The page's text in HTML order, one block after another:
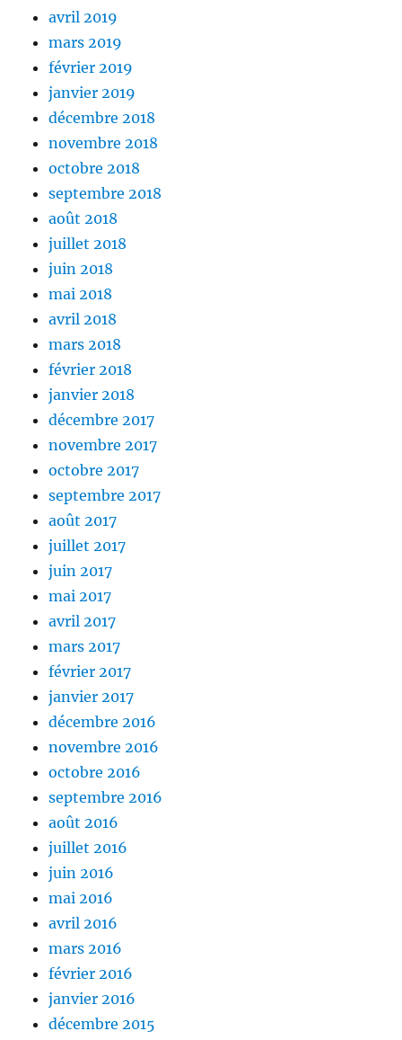
avril 2019
mars 2019
février 2019
janvier 2019
décembre 2018
novembre 2018
octobre 2018
septembre 2018
août 2018
juillet 2018
juin 2018
mai 2018
avril 2018
mars 2018
février 2018
janvier 2018
décembre 2017
novembre 2017
octobre 2017
septembre 2017
août 2017
juillet 2017
juin 2017
mai 2017
avril 2017
mars 2017
février 2017
janvier 2017
décembre 2016
novembre 2016
octobre 2016
septembre 2016
août 2016
juillet 2016
juin 2016
mai 2016
avril 2016
mars 2016
février 2016
janvier 2016
décembre 2015